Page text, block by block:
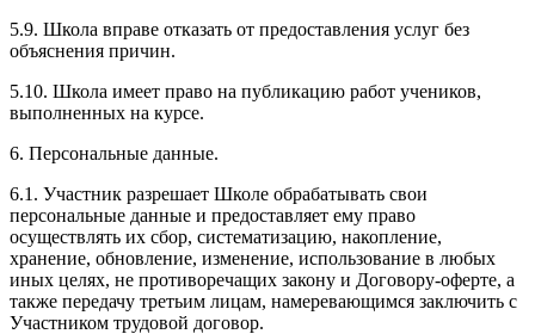
5.9. Школа вправе отказать от предоставления услуг без
объяснения причин.
5.10. Школа имеет право на публикацию работ учеников,
выполненных на курсе.
6. Персональные данные.
6.1. Участник разрешает Школе обрабатывать свои
персональные данные и предоставляет ему право
осуществлять их сбор, систематизацию, накопление,
хранение, обновление, изменение, использование в любых
иных целях, не противоречащих закону и Договору-оферте, а
также передачу третьим лицам, намеревающимся заключить с
Участником трудовой договор.